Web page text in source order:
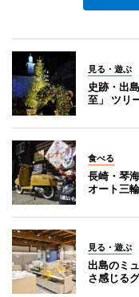
見る・遊ぶ
史跡・出
至」 ツリ
食べる
長崎・琴
オート三
見る・遊ぶ
出島のミ
さ感じる